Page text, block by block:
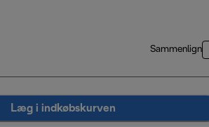
Sammenlign
Læg i indkøbskurven